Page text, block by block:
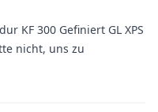
KF 300 Gefiniert GL XPS
nicht, uns zu